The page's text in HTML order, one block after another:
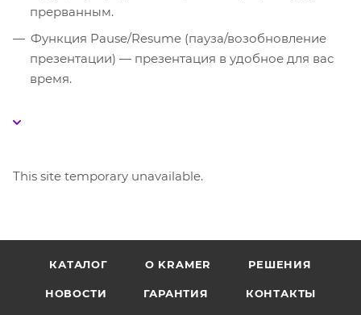
прерванным.
Функция Pause/Resume (пауза/возобновление
презентации) — презентация в удобное для вас
время.
This site temporary unavailable.
КАТАЛОГ O KRAMER РЕШЕНИЯ
НОВОСТИ ГАРАНТИЯ КОНТАКТЫ